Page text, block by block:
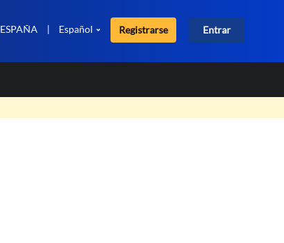
ESPAÑA | Español Registrarse Entrar